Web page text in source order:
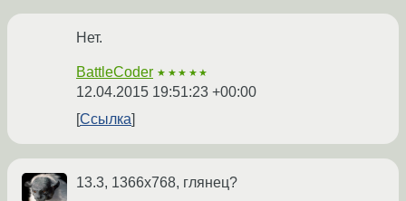
Нет.
BattleCoder ★★★★★
12.04.2015 19:51:23 +00:00
Ссылка
13.3, 1366x768, глянец?